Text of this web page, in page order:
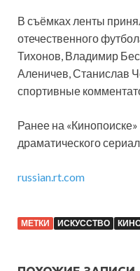
В съёмках ленты
отечественного
Тихонов, Владимир
Аленичев, Станислав
спортивные
Ранее на «Кинопоиске»
драматического
russian.rt.com
МЕТКИ ИСКУССТВО